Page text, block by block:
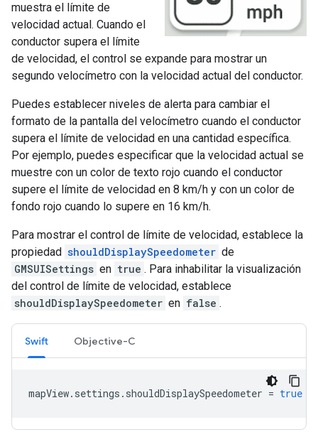
muestra el límite de
velocidad actual. Cuando el
conductor supera el límite
de velocidad, el control se expande para mostrar un
segundo velocímetro con la velocidad actual del conductor.
Puedes establecer niveles de alerta para cambiar el
formato de la pantalla del velocímetro cuando el conductor
supera el límite de velocidad en una cantidad específica.
Por ejemplo, puedes especificar que la velocidad actual se
muestre con un color de texto rojo cuando el conductor
supere el límite de velocidad en 8 km/h y con un color de
fondo rojo cuando lo supere en 16 km/h.
Para mostrar el control de límite de velocidad, establece la
propiedad shouldDisplaySpeedometer de
GMSUISettings en true . Para inhabilitar la visualización
del control de límite de velocidad, establece
shouldDisplaySpeedometer en false .
Swift Objective-C
mapView. settings . shouldDisplaySpeedometer = true